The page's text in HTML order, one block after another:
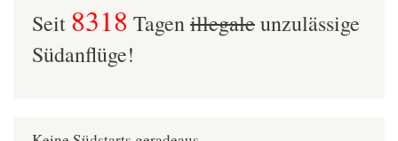
Seit 8318 Tagenillegaleunzulässige
Südanflüge!